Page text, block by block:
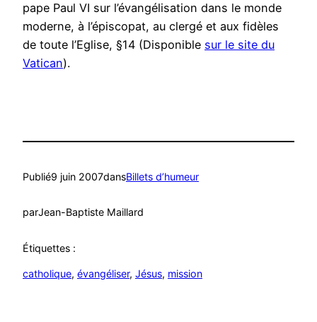
pape Paul VI sur l’évangélisation dans le monde
moderne, à l’épiscopat, au clergé et aux fidèles
de toute l’Eglise, §14 (Disponible sur le site du
Vatican).
Publié9 juin 2007dansBillets d’humeur
parJean-Baptiste Maillard
Étiquettes :
catholique, évangéliser, Jésus, mission